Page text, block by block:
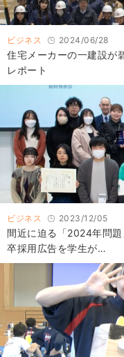
ビジネス 2024/06/28
住宅メーカーの一建設が
レポート
ビジネス 2023/12/05
間近に迫る「2024年問
卒採用広告を学生が…